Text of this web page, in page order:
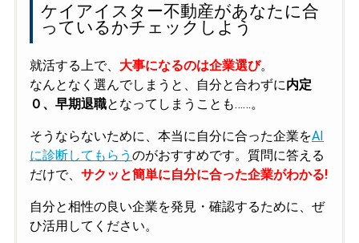
ケイアイスター不動産があなたに合
っているかチェックしよう
就活する上で、 大事になるのは企業選び。
なんとなく選んでしまうと、自分と合わずに内定
０、早期退職となってしまうことも……。
そうならないために、本当に自分に合った企業をAI
に診断してもらう のがおすすめです。質問に答える
だけで、 サクッと簡単に自分に合った企業がわかる!
自分と相性の良い企業を発見・確認するために、ぜ
ひ活用してください。